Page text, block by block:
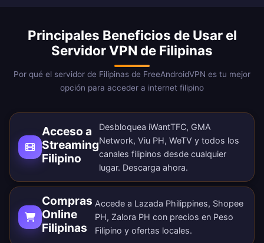
Principales Beneficios de Usar el
Servidor VPN de Filipinas
Por qué el servidor de Filipinas de FreeAndroidVPN es tu mejor
opción para acceder a internet filipino
Acceso a
Streaming
Filipino
Desbloquea iWantTFC, GMA
Network, Viu PH, WeTV y todos los
canales filipinos desde cualquier
lugar. Descarga ahora.
Compras
Online
Filipinas
Accede a Lazada Philippines, Shopee
PH, Zalora PH con precios en Peso
Filipino y ofertas locales.